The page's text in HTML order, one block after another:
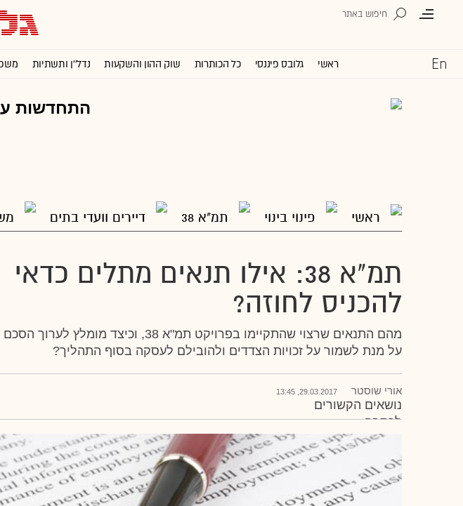
ראשי גלובס פיננסי כל הכותרות שוק ההון והשקעות נדל''ן ותשתיות
ראשי פינוי בינוי תמ"א 38 דיירים וועדי בתים
תמ"א 38: אילו תנאים מתלים כדאי
להכניס לחוזה?
מהם התנאים שרצוי שהתקיימו בפרויקט תמ"א 38, וכיצד מומלץ
על מנת לשמור על זכויות הצדדים ולהובילם לעסקה בסוף התהליך?
אורי שוסטר 29.03.2017, 13:45
נושאים הקשורים
לכתבה
התחדשות עירונית
תמ"א 38
פינוי בינוי
שובל יושע